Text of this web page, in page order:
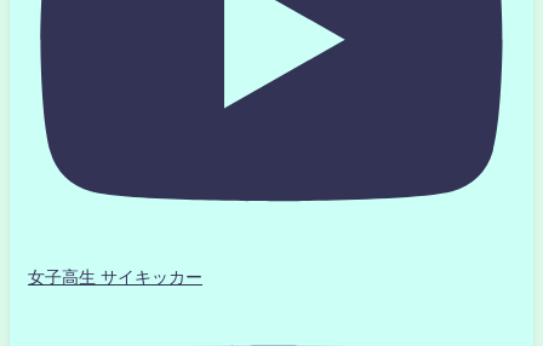
女子高生 サイキッカー